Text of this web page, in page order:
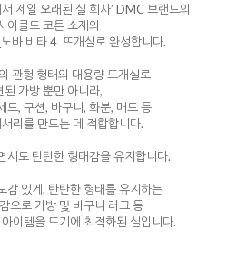
제일 오래된 실 회사’ DMC 브랜드의
이클드 코튼 소재의
바 비타 4 뜨개실로 완성합니다.
관형 형태의 대용량 뜨개실로
된 가방 뿐만 아니라,
트, 쿠션, 바구니, 화분, 매트 등
리를 만드는 데 적합합니다.
서도 탄탄한 형태감을 유지합니다.
감 있게, 탄탄한 형태를 유지하는
으로 가방 및 바구니 러그 등
이템을 뜨기에 최적화된 실입니다.